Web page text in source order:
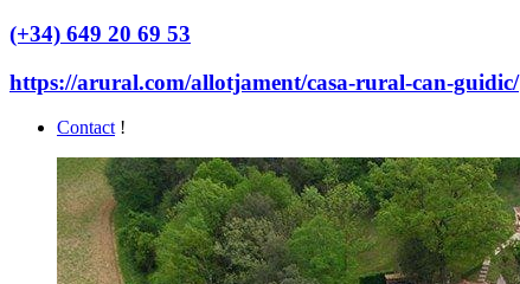
(+34) 649 20 69 53
https://arural.com/allotjament/casa-rural-can-guidic/
Contact !